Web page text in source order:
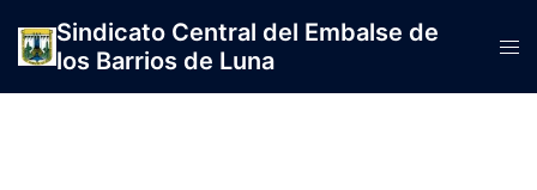
contenido
Sindicato Central del Embalse de
los Barrios de Luna